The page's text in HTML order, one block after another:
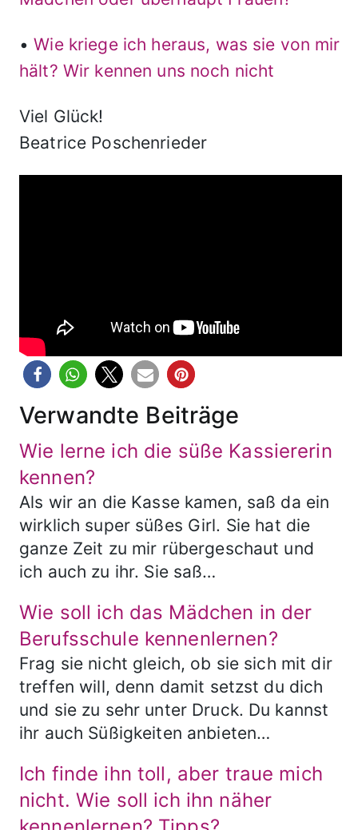
•Wie kriege ich heraus, was sie von mir
hält? Wir kennen uns noch nicht
Viel Glück!
Beatrice Poschenrieder
Verwandte Beiträge
Wie lerne ich die süße Kassiererin
kennen?
Als wir an die Kasse kamen, saß da ein
wirklich super süßes Girl. Sie hat die
ganze Zeit zu mir rübergeschaut und
ich auch zu ihr. Sie saß…
Wie soll ich das Mädchen in der
Berufsschule kennenlernen?
Frag sie nicht gleich, ob sie sich mit dir
treffen will, denn damit setzst du dich
und sie zu sehr unter Druck. Du kannst
ihr auch Süßigkeiten anbieten…
Ich finde ihn toll, aber traue mich
nicht. Wie soll ich ihn näher